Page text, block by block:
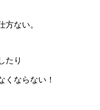
方ない。
たり
くならない！